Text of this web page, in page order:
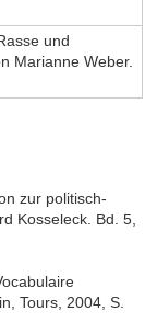
und
Marianne Weber.
zur politisch-
Kosseleck. Bd. 5,
Tours, 2004, S.